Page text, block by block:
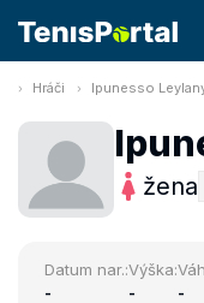
Hráči Ipunesso
žena
Datum nar.:
-
Výška:
-
-